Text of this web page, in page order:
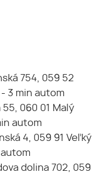
754, 059 52
3 min autom
060 01 Malý
autom
4, 059 91 Veľký
autom
dolina 702, 059